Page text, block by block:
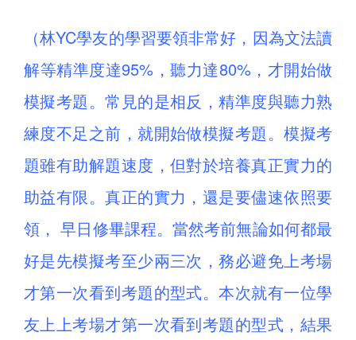
（林YC學友的學習要領非常好，因為文法讀
解等精準度達95%，聽力達80%，才開始做
模擬考題。常見的是相反，精準度與聽力熟
練度不足之前，就開始做模擬考題。模擬考
題雖有助解題速度，但對於培養真正實力的
助益有限。真正的實力，還是要儘速依照要
領， 早日修畢課程。當然考前無論如何都最
好是先模擬考至少兩三次，務必避免上考場
才第一次看到考題的型式。本次就有一位學
友上上考場才第一次看到考題的型式，結果